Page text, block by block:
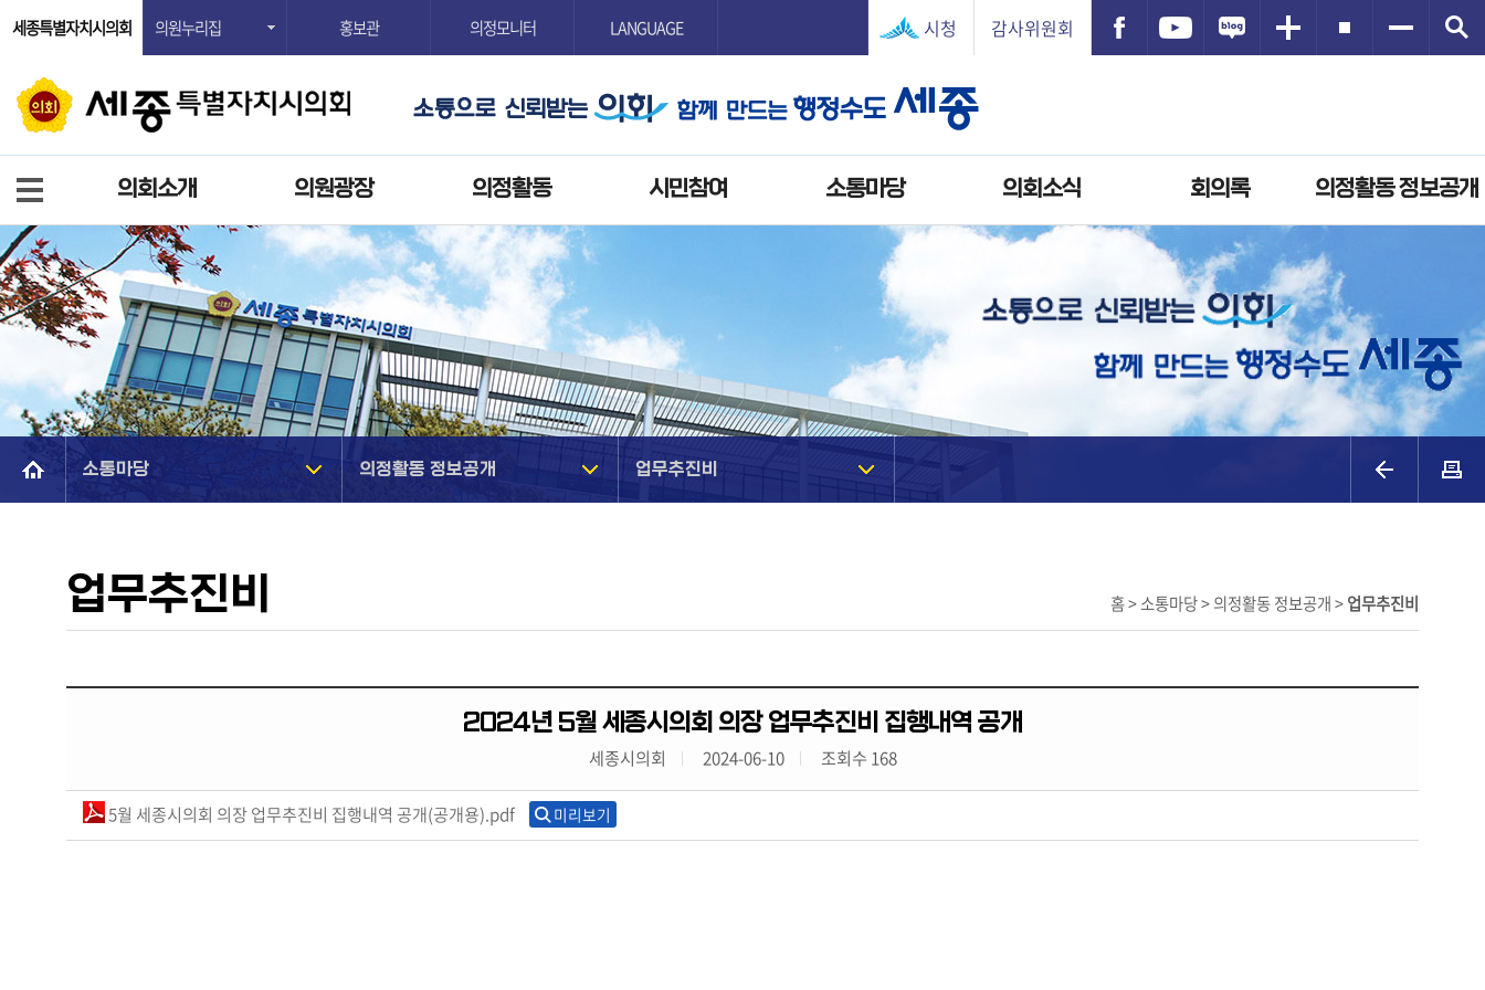
세종특별자치시의회 의원누리집 홍보관 의정모니터 LANGUAGE 시청 감사위원회
의회소개 의원광장 의정활동 시민참여 소통마당 의회소식 회의록 의정활동 정보공개
소통마당 의정활동 정보공개 업무추진비
홈 > 소통마당 > 의정활동 정보공개 >업무추진비
업무추진비
2024년 5월 세종시의회 의장 업무추진비 집행내역 공개
세종시의회 2024-06-10 조회수 168
5월 세종시의회 의장 업무추진비 집행내역 공개(공개용).pdf 미리보기